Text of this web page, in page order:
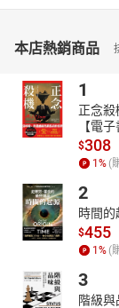
本店熱銷商品
1
正念殺
【電子
$308
1 % (
2
時間的
$455
1 % (
3
階級